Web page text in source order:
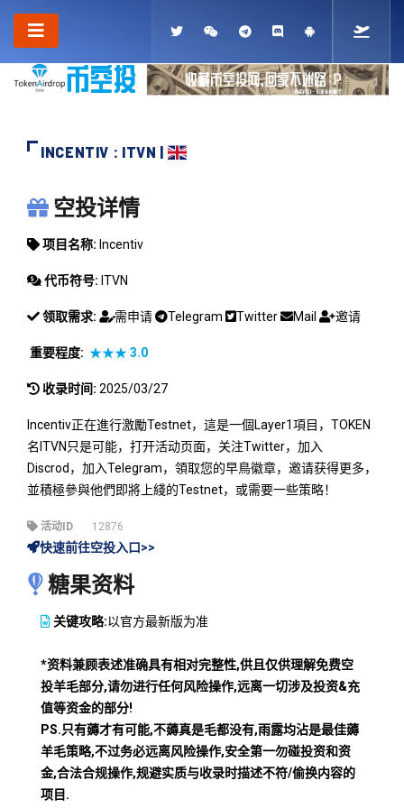
INCENTIV : ITVN |
INCENTIV
空投详情
项目名称: Incentiv
代币符号: ITVN
领取需求: 需申请 Telegram Twitter Mail 邀请
重要程度: ★★★3.0
收录时间: 2025/03/27
Incentiv正在進行激勵Testnet，這是一個Layer1項目，TOKEN
名ITVN只是可能，打开活动页面，关注Twitter，加入
Discrod，加入Telegram，領取您的早鳥徽章，邀请获得更多，
並積極參與他們即將上綫的Testnet，或需要一些策略！
活动ID 12876
快速前往空投入口>>
糖果资料
关键攻略:以官方最新版为准
*资料兼顾表述准确具有相对完整性,供且仅供理解免费空
投羊毛部分,请勿进行任何风险操作,远离一切涉及投资&充
值等资金的部分!
PS.只有薅才有可能,不薅真是毛都没有,雨露均沾是最佳薅
羊毛策略,不过务必远离风险操作,安全第一勿碰投资和资
金,合法合规操作,规避实质与收录时描述不符/偷换内容的
项目.